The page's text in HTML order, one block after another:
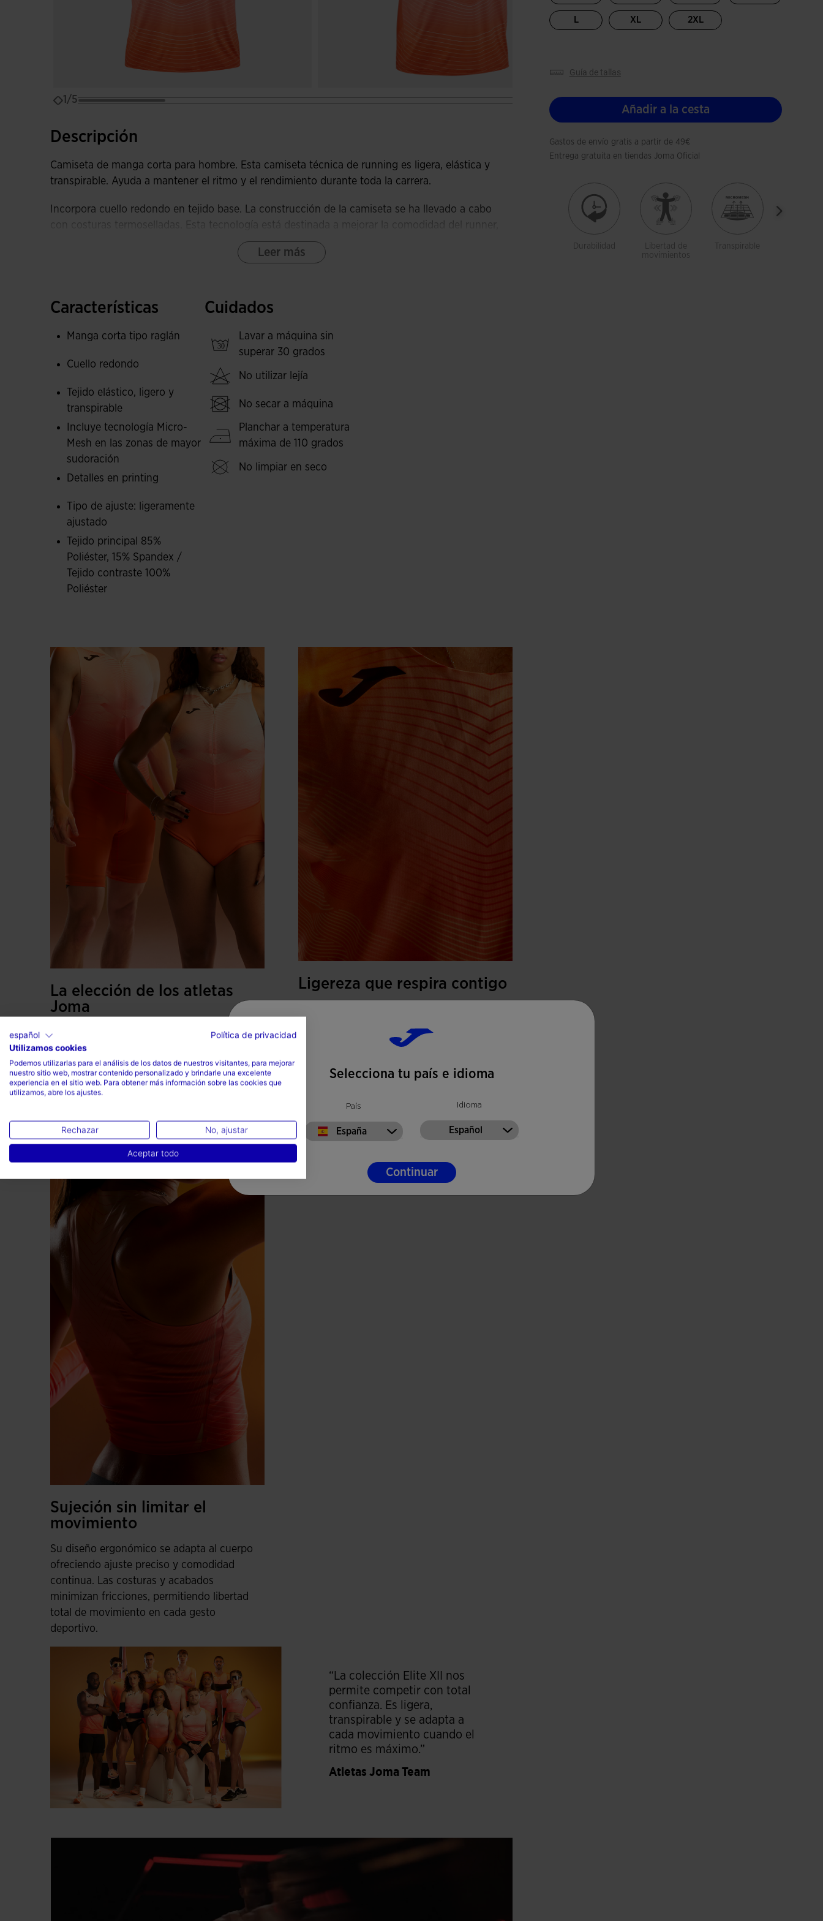
1/5
Descripción
Camiseta de manga corta para hombre. Esta camiseta técnica de running es ligera, elástica y
transpirable. Ayuda a mantener el ritmo y el rendimiento durante toda la carrera.
Incorpora cuello redondo en tejido base. La construcción de la camiseta se ha llevado a cabo
con costuras termoselladas. Esta tecnología está destinada a mejorar la comodidad del runner,
ya que previene las rozaduras y la hace más ligera.
junto con la tecnología MICRO-MESH SYSTEM de las axilas, se optimiza la ventilación del sudor
Leer más
Características
Manga corta tipo raglán
Cuello redondo
Tejido elástico, ligero y
transpirable
Incluye tecnología Micro-
Mesh en las zonas de mayor
sudoración
Detalles en printing
Tipo de ajuste: ligeramente
ajustado
Tejido principal 85%
Poliéster, 15% Spandex /
Tejido contraste 100%
Poliéster
Cuidados
Lavar a máquina sin
superar 30 grados
No utilizar lejía
No secar a máquina
Planchar a temperatura
máxima de 110 grados
No limpiar en seco
La elección de los atletas
Joma
La colección Elite XII es la equipación que
utilizan los atletas del Joma Team en
competiciones internacionales. Desarrollada
para responder a las exigencias del alto
rendimiento, combina tecnología,
Ligereza que respira contigo
ventilación constante y la evacuación del
incluso en entrenamientos y competiciones
Sujeción sin limitar el
movimiento
Su diseño ergonómico se adapta al cuerpo
ofreciendo ajuste preciso y comodidad
continua. Las costuras y acabados
minimizan fricciones, permitiendo libertad
total de movimiento en cada gesto
deportivo.
“La colección Elite XII nos
permite competir con total
confianza. Es ligera,
transpirable y se adapta a
cada movimiento cuando el
ritmo es máximo.”
Atletas Joma Team
L XL 2XL
guía de tallas
Añadir a la cesta
Gastos de envío gratis a partir de 49€
Entrega gratuita en tiendas Joma Oficial
Durabilidad
Libertad de
movimientos
Transpirable
Selecciona tu país e idioma
País
España
Idioma
Español
Continuar
español
Política de privacidad
Utilizamos cookies
Podemos utilizarlas para el análisis de los datos de nuestros visitantes, para mejorar
nuestro sitio web, mostrar contenido personalizado y brindarle una excelente
experiencia en el sitio web. Para obtener más información sobre las cookies que
utilizamos, abre los ajustes.
Rechazar No, ajustar
Aceptar todo